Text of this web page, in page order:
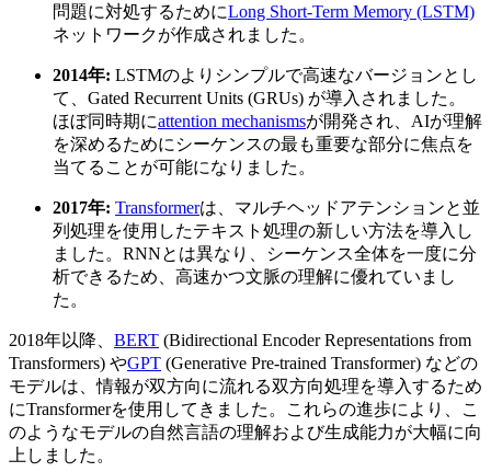
問題に対処するためにLong Short-Term Memory (LSTM)
ネットワークが作成されました。
2014年: LSTMのよりシンプルで高速なバージョンとし
て、Gated Recurrent Units (GRUs) が導入されました。
ほぼ同時期にattention mechanismsが開発され、AIが理解
を深めるためにシーケンスの最も重要な部分に焦点を
当てることが可能になりました。
2017年: Transformerは、マルチヘッドアテンションと並
列処理を使用したテキスト処理の新しい方法を導入し
ました。RNNとは異なり、シーケンス全体を一度に分
析できるため、高速かつ文脈の理解に優れていまし
た。
2018年以降、 BERT (Bidirectional Encoder Representations from
Transformers) やGPT (Generative Pre-trained Transformer) などの
モデルは、情報が双方向に流れる双方向処理を導入するため
にTransformerを使用してきました。これらの進歩により、こ
のようなモデルの自然言語の理解および生成能力が大幅に向
上しました。